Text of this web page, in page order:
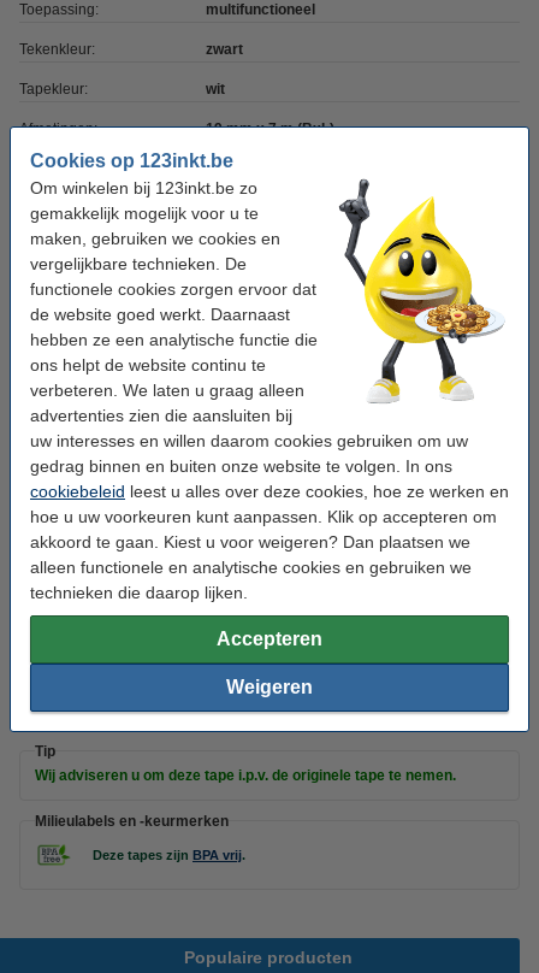
Cookies op 123inkt.be
Om winkelen bij 123inkt.be zo
gemakkelijk mogelijk voor u te
maken, gebruiken we cookies en
vergelijkbare technieken. De
functionele cookies zorgen ervoor dat
de website goed werkt. Daarnaast
hebben ze een analytische functie die
ons helpt de website continu te
verbeteren. We laten u graag alleen
advertenties zien die aansluiten bij
uw interesses en willen daarom cookies gebruiken om uw
gedrag binnen en buiten onze website te volgen. In ons
cookiebeleid leest u alles over deze cookies, hoe ze werken en
hoe u uw voorkeuren kunt aanpassen. Klik op accepteren om
akkoord te gaan. Kiest u voor weigeren? Dan plaatsen we
alleen functionele en analytische cookies en gebruiken we
technieken die daarop lijken.
Accepteren
Weigeren
Toepassing: multifunctioneel
Tekenkleur: zwart
Tapekleur: wit
Afmetingen: 19 mm x 7 m (BxL)
Merk: 123inkt
Soort: zelfklevend
Fabrieksnr: S0720830
Ons artikelnr: 088403
Tip: voordeelverpakking bestellen
Aanbieding: 5x Dymo S0720830 / 45803 tape
zwart op wit 19 mm (123inkt huismerk)
€ 47,50
Dymo 2093098 tape zwart op wit 19 mm 10
tapes 45803 (123inkt huismerk)
€ 94,50
Tip: Multipack meebestellen
Aanbieding: 123inkt huismerk vervangt Dymo
D1 19 mm tape multipack (zwart op wit, zwart
op geel en zwart op transparant)
Tip
Wij adviseren u om deze tape i.p.v. de originele tape te nemen.
Milieulabels en -keurmerken
Deze tapes zijn BPA vrij.
Populaire producten